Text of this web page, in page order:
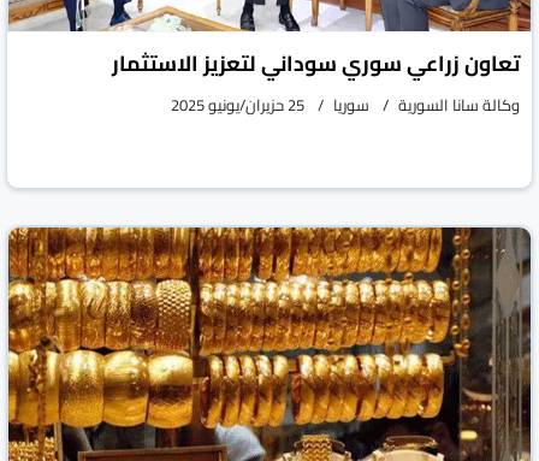
تعاون زراعي سوري سوداني لتعزيز الاستثمار
وكالة سانا السورية سوريا 25 حزيران/يونيو 2025